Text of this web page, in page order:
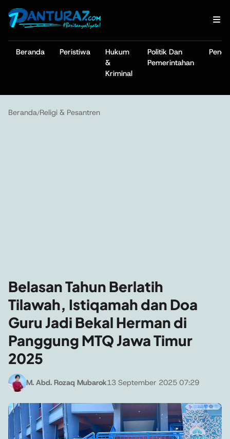
Beranda Peristiwa
Hukum
&
Kriminal
Politik Dan
Pemerintahan
Beranda/Religi & Pesantren
Belasan Tahun Berlatih
Tilawah, Istiqamah dan Doa
Guru Jadi Bekal Herman di
Panggung MTQ Jawa Timur
2025
M. Abd. Rozaq Mubarok13 September 2025 07:29